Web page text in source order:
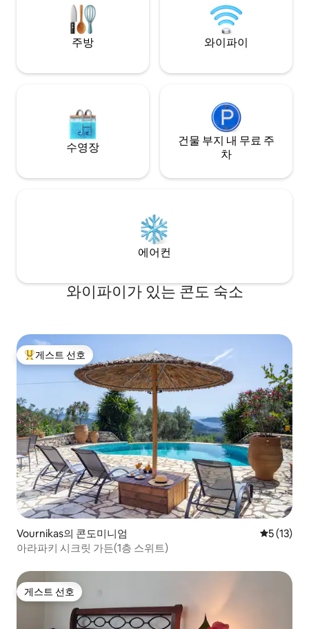
블루투스 스피커를 사용하여 컴퓨터에서
좋아하는 음악을 즐길 수 있습니다. 침실에
는 전용 욕실이 있습니다. 식기세척기와 에
스프레소 커피 머신이 완비된 주방이 제공
있습니다. 추운 계절에는 펠렛 스토브와 전
지 연락 가능합니다. 이타키 섬은 작지만 숨
겨진 보물이 많습니다. 그들을 탐험하실 수
있도록 도와드리게 되어 기쁩니다. 렌트 또
습니다. 이타키 섬은 발견할 보물이 많은 조
이는 북부의 전통적인 정착지 사란타. 멋진
물이 있는 해변은 차로 5분 거리에 있습니
다. 모든 편의시설을 갖춘 스타브로스 마을
과 프리케스 어촌 마을은 모두 1.5km 거리
통이 없습니다. 차량을 대여하는 것이 좋습
relax on
a gas BBQ.
주방 와이파이
수영장
건물 부지 내 무료 주
차
에어컨
와이파이가 있는 콘도 숙소
상위 게스트 선호
게스트 선호
Vournikas의 콘도미니엄 평점 5점
5 (13)
아라파키 시크릿 가든(1층 스위트)
게스트 선호
게스트 선호